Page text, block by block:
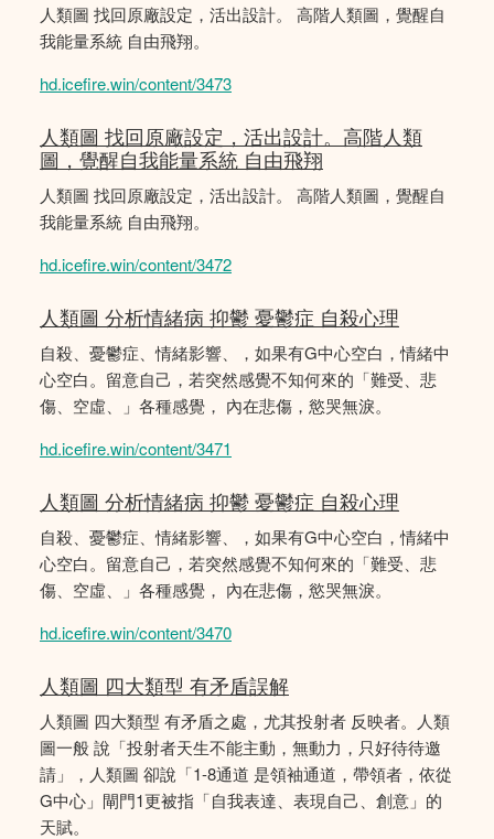
人類圖 找回原廠設定，活出設計。 高階人類圖，覺醒自
我能量系統 自由飛翔。
hd.icefire.win/content/3473
人類圖 找回原廠設定，活出設計。高階人類
圖，覺醒自我能量系統 自由飛翔
人類圖 找回原廠設定，活出設計。 高階人類圖，覺醒自
我能量系統 自由飛翔。
hd.icefire.win/content/3472
人類圖 分析情緒病 抑鬱 憂鬱症 自殺心理
自殺、憂鬱症、情緒影響、，如果有G中心空白，情緒中
心空白。留意自己，若突然感覺不知何來的「難受、悲
傷、空虛、」各種感覺， 內在悲傷，慾哭無淚。
hd.icefire.win/content/3471
人類圖 分析情緒病 抑鬱 憂鬱症 自殺心理
自殺、憂鬱症、情緒影響、，如果有G中心空白，情緒中
心空白。留意自己，若突然感覺不知何來的「難受、悲
傷、空虛、」各種感覺， 內在悲傷，慾哭無淚。
hd.icefire.win/content/3470
人類圖 四大類型 有矛盾誤解
人類圖 四大類型 有矛盾之處，尤其投射者 反映者。人類
圖一般 說「投射者天生不能主動，無動力，只好待待邀
請」，人類圖 卻說「1-8通道 是領袖通道，帶領者，依從
G中心」閘門1更被指「自我表達、表現自己、創意」的
天賦。